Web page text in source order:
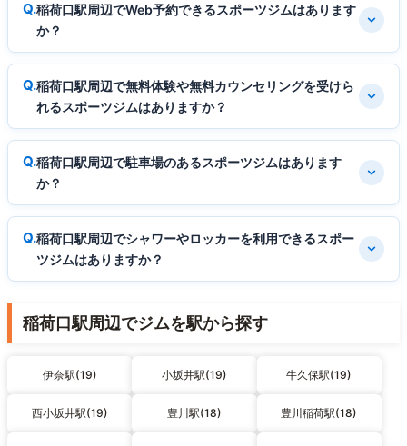
稲荷口駅周辺でWeb予約できるスポーツジムはあります
か？
稲荷口駅周辺で無料体験や無料カウンセリングを受けら
れるスポーツジムはありますか？
稲荷口駅周辺で駐車場のあるスポーツジムはあります
か？
稲荷口駅周辺でシャワーやロッカーを利用できるスポー
ツジムはありますか？
稲荷口駅周辺でジムを駅から探す
伊奈駅(19) 小坂井駅(19) 牛久保駅(19)
西小坂井駅(19) 豊川駅(18) 豊川稲荷駅(18)